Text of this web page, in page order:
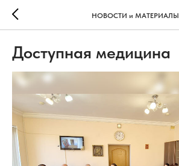
НОВОСТИ и МАТЕРИАЛЫ
Доступная медицина